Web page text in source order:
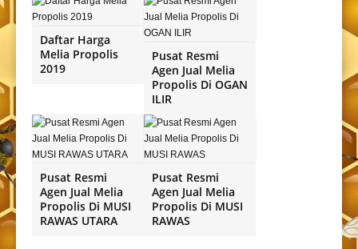
Daftar Harga
Melia Propolis
2019
Pusat Resmi
Agen Jual Melia
Propolis Di OGAN
ILIR
Pusat Resmi
Agen Jual Melia
Propolis Di MUSI
RAWAS UTARA
Pusat Resmi
Agen Jual Melia
Propolis Di MUSI
RAWAS